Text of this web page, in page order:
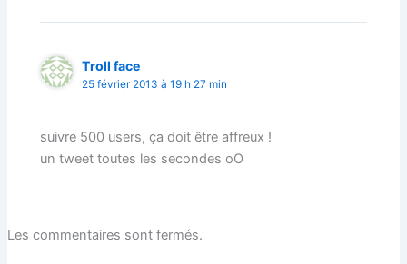
Troll face
25 février 2013 à 19 h 27 min
suivre 500 users, ça doit être affreux !
un tweet toutes les secondes oO
Les commentaires sont fermés.